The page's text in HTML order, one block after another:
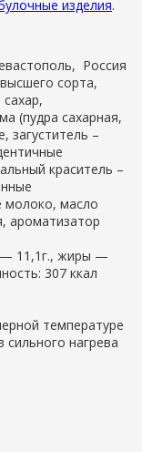
изделия.
Россия
сорта,
(пудра сахарная,
загуститель –
краситель –
молоко, масло
ароматизатор
— 11,1г., жиры —
307 ккал
температуре
нагрева